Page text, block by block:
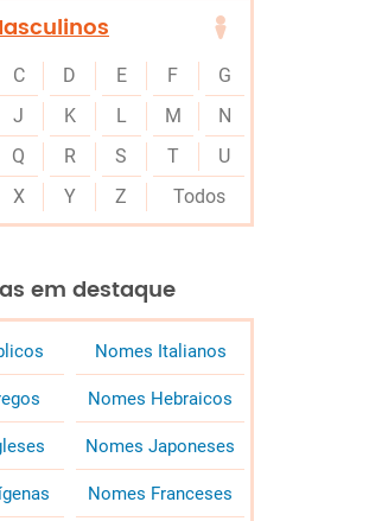
C D E F
G
J K L M
N
Q R S T
U
X Y Z Todos
em destaque
Nomes Italianos
Nomes Hebraicos
Nomes Japoneses
Nomes Franceses